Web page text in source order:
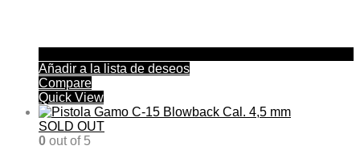
Añadir a la lista de deseos
Compare
Quick View
SOLD OUT
0 out of 5